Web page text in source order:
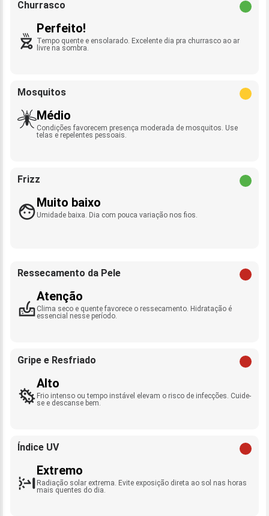
Churrasco
Perfeito!
Tempo quente e ensolarado. Excelente dia pra churrasco ao ar
livre na sombra.
Mosquitos
Médio
Condições favorecem presença moderada de mosquitos. Use
telas e repelentes pessoais.
Frizz
Muito baixo
Umidade baixa. Dia com pouca variação nos fios.
Ressecamento da Pele
Atenção
Clima seco e quente favorece o ressecamento. Hidratação é
essencial nesse período.
Gripe e Resfriado
Alto
Frio intenso ou tempo instável elevam o risco de infecções. Cuide-
se e descanse bem.
Índice UV
Extremo
Radiação solar extrema. Evite exposição direta ao sol nas horas
mais quentes do dia.